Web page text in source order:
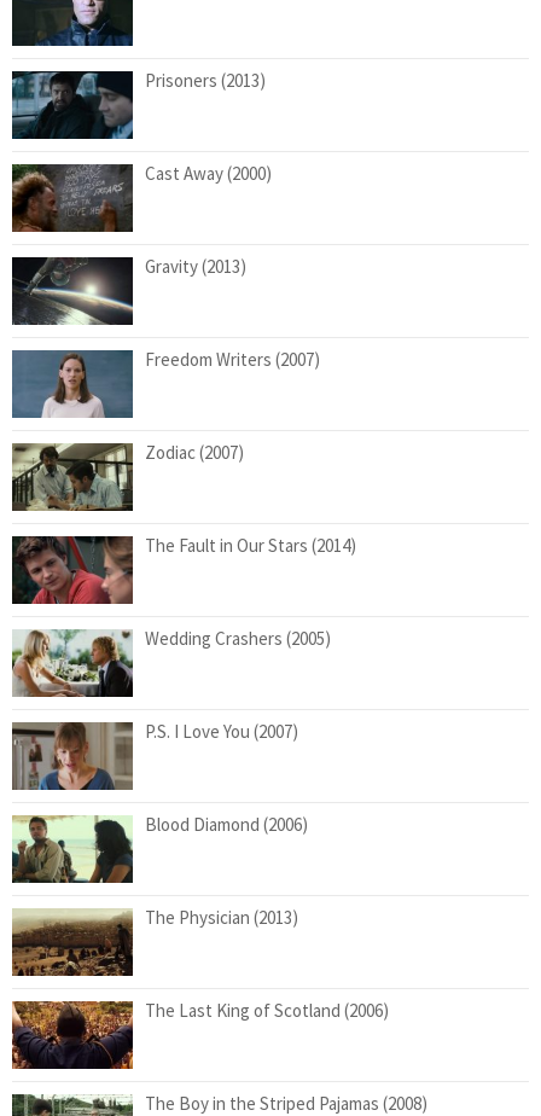
Prisoners (2013)
Cast Away (2000)
Gravity (2013)
Freedom Writers (2007)
Zodiac (2007)
The Fault in Our Stars (2014)
Wedding Crashers (2005)
P.S. I Love You (2007)
Blood Diamond (2006)
The Physician (2013)
The Last King of Scotland (2006)
The Boy in the Striped Pajamas (2008)